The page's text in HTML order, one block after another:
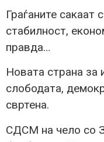
Граѓаните сакаат
стабилност,
правда…
Новата страна за
слободата,
свртена.
СДСМ на чело со